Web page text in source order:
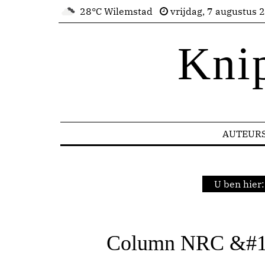
28°C Wilemstad vrijdag, 7 augustus
U ben
Column NRC